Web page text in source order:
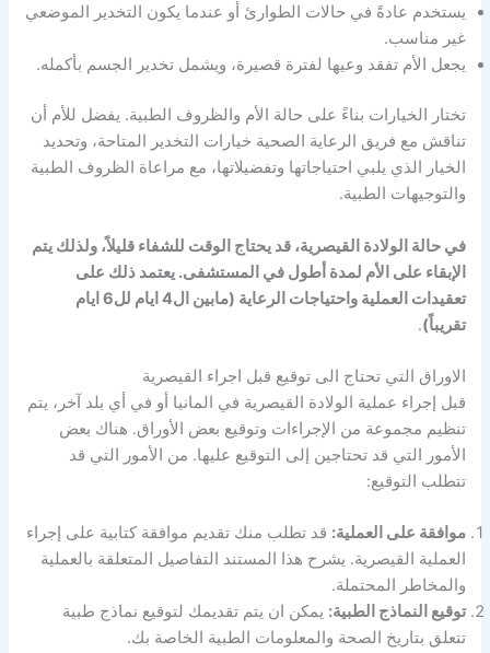
يستخدم عادةً في حالات الطوارئ أو عندما يكون التخدير الموضعي
غير مناسب.
يجعل الأم تفقد وعيها لفترة قصيرة، ويشمل تخدير الجسم بأكمله.
تختار الخيارات بناءً على حالة الأم والظروف الطبية. يفضل للأم أن
تناقش مع فريق الرعاية الصحية خيارات التخدير المتاحة، وتحديد
الخيار الذي يلبي احتياجاتها وتفضيلاتها، مع مراعاة الظروف الطبية
والتوجيهات الطبية.
في حالة الولادة القيصرية، قد يحتاج الوقت للشفاء قليلاً، ولذلك يتم
الإبقاء على الأم لمدة أطول في المستشفى. يعتمد ذلك على
تعقيدات العملية واحتياجات الرعاية (مابين ال4 ايام لل6 ايام
تقريباً).
الاوراق التي تحتاج الى توقيع قبل اجراء القيصرية
قبل إجراء عملية الولادة القيصرية في المانيا أو في أي بلد آخر، يتم
تنظيم مجموعة من الإجراءات وتوقيع بعض الأوراق. هناك بعض
الأمور التي قد تحتاجين إلى التوقيع عليها. من الأمور التي قد
تتطلب التوقيع:
موافقة على العملية: قد تطلب منك تقديم موافقة كتابية على إجراء
العملية القيصرية. يشرح هذا المستند التفاصيل المتعلقة بالعملية
والمخاطر المحتملة.
توقيع النماذج الطبية: يمكن ان يتم تقديمك لتوقيع نماذج طبية
تتعلق بتاريخ الصحة والمعلومات الطبية الخاصة بك.